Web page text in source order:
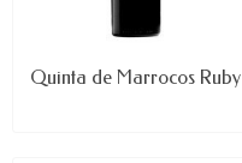
Quinta de Marrocos Ruby